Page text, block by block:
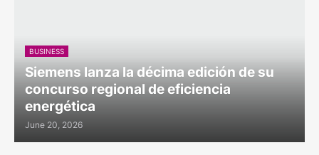
BUSINESS
Siemens lanza la décima edición de su
concurso regional de eficiencia
energética
June 20, 2026